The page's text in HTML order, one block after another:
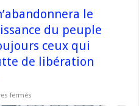
le
du peuple
ceux qui
de libération
fermés